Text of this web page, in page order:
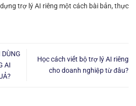
trợ lý AI riêng một cách bài bản, thực
AI
Học cách viết bộ trợ lý AI riêng
cho doanh nghiệp từ đâu?